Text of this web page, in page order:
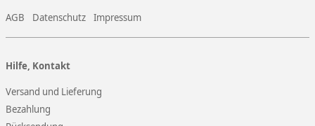
AGB Datenschutz Impressum
Hilfe, Kontakt
Versand und Lieferung
Bezahlung